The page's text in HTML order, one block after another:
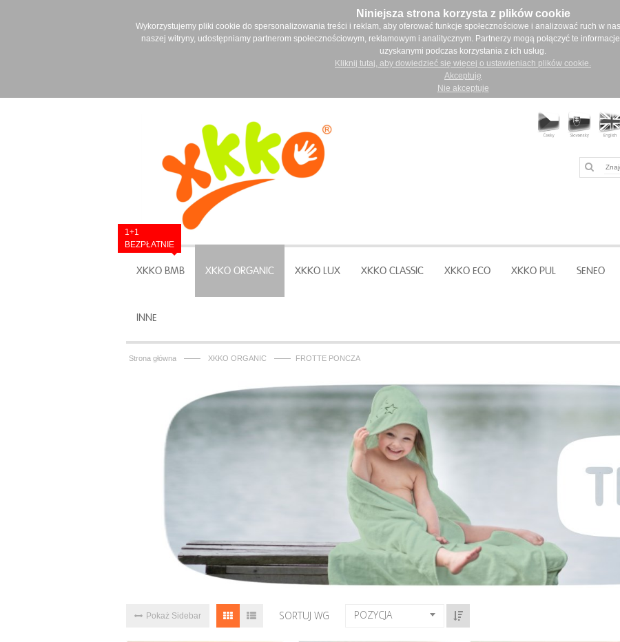
Niniejsza strona korzysta z plików cookie
Wykorzystujemy pliki cookie do spersonalizowania treści i reklam, aby oferować funkcje społecznościowe i analizować ruch w
naszej witryny, udostępniamy partnerom społecznościowym, reklamowym i analitycznym. Partnerzy mogą połączyć te
uzyskanymi podczas korzystania z ich usług.
Kliknij tutaj, aby dowiedzieć się więcej o ustawieniach plików cookie.
Akceptuję
Nie akceptuje
XKKO BMB
1+1
BEZPŁATNIE
XKKO ORGANIC XKKO LUX XKKO CLASSIC XKKO ECO XKKO PUL SENEO
INNE
Strona główna —— XKKO ORGANIC —— FROTTE PONCZA
Pokaż Sidebar SORTUJ WG POZYCJA